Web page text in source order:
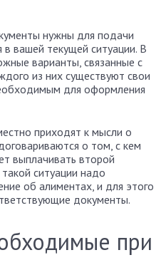
нужны для подачи
вашей текущей ситуации. В
варианты, связанные с
из них существуют свои
для оформления
приходят к мысли о
о том, с кем
выплачивать второй
ситуации надо
об алиментах, и для этого
документы.
при